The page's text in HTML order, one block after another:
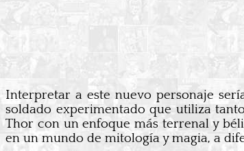
Interpretar a este nuevo personaje
soldado experimentado que utiliza
Thor con un enfoque más terrenal y
en un mundo de mitología y magia, a